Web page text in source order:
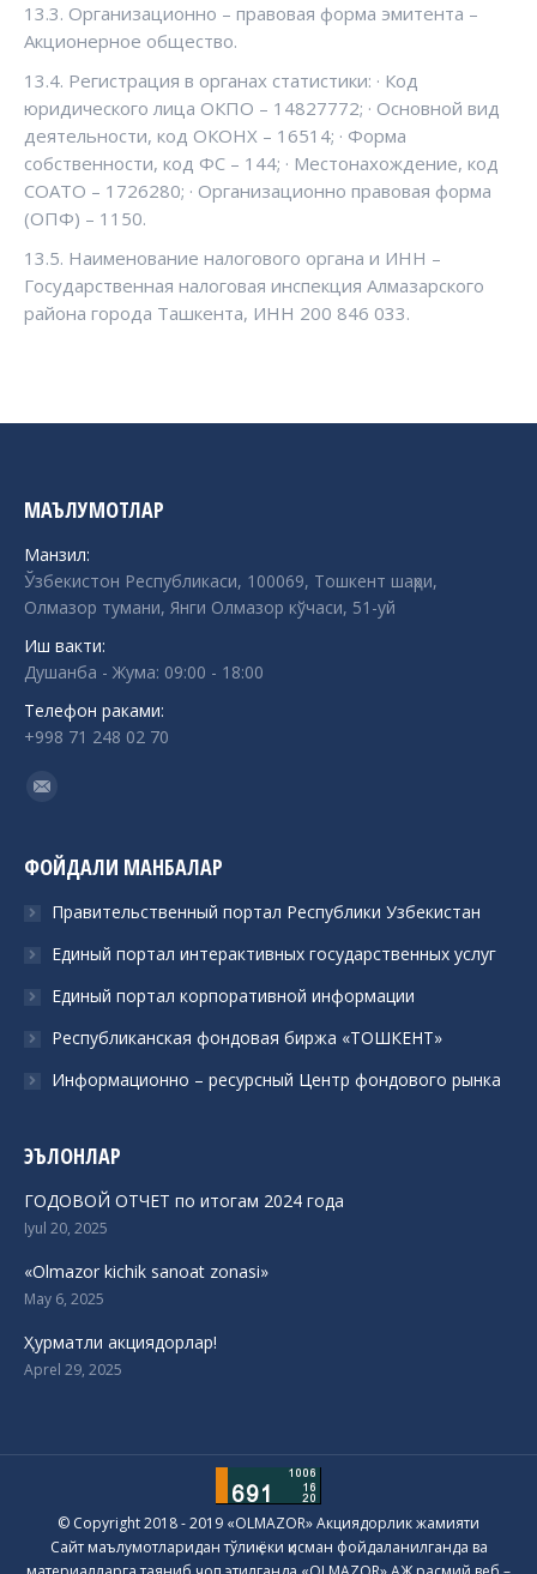
13.3. Организационно – правовая форма эмитента –
Акционерное общество.
13.4. Регистрация в органах статистики: · Код
юридического лица ОКПО – 14827772; · Основной вид
деятельности, код ОКОНХ – 16514; · Форма
собственности, код ФС – 144; · Местонахождение, код
СОАТО – 1726280; · Организационно правовая форма
(ОПФ) – 1150.
13.5. Наименование налогового органа и ИНН –
Государственная налоговая инспекция Алмазарского
района города Ташкента, ИНН 200 846 033.
МАЪЛУМОТЛАР
Манзил:
Ўзбекистон Республикаси, 100069, Тошкент шаҳри,
Олмазор тумани, Янги Олмазор кўчаси, 51-уй
Иш вакти:
Душанба - Жума: 09:00 - 18:00
Телефон раками:
+998 71 248 02 70
Find us on:
Mail
ФОЙДАЛИ МАНБАЛАР
Правительственный портал Республики Узбекистан
Единый портал интерактивных государственных услуг
Единый портал корпоративной информации
Республиканская фондовая биржа «ТОШКЕНТ»
Информационно – ресурсный Центр фондового рынка
ЭЪЛОНЛАР
ГОДОВОЙ ОТЧЕТ по итогам 2024 года
Iyul 20, 2025
«Olmazor kichik sanoat zonasi»
May 6, 2025
Ҳурматли акциядорлар!
Aprel 29, 2025
© Copyright 2018 - 2019 «OLMAZOR» Акциядорлик жамияти
Сайт маълумотларидан тўлиқ ёки қисман фойдаланилганда ва